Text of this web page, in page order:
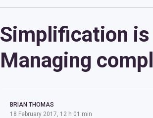
Simplification
Managing
BRIAN THOMAS
18 February 2017, 12 h 01 min